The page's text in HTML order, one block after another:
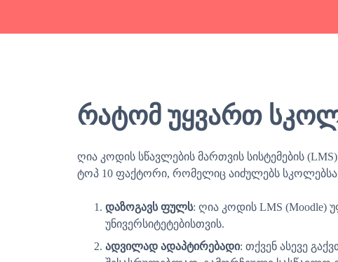
რატომ უყვართ
ღია კოდის სწავლების მართვის სისტემების
ტოპ 10 ფაქტორი, რომელიც აიძულებს სკოლებსა
დაზოგავს ფულს: ღია კოდის LMS (Moodle)
უნივერსიტეტებისთვის.
ადვილად ადაპტირებადი: თქვენ ასევე